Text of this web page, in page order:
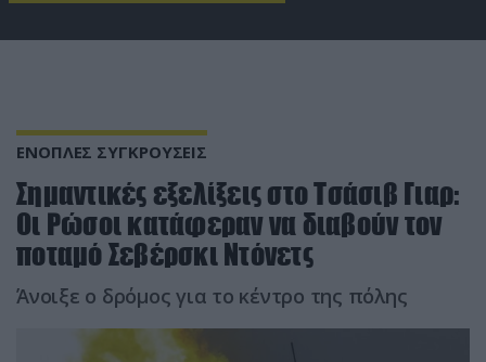
ΕΝΟΠΛΕΣ ΣΥΓΚΡΟΥΣΕΙΣ
Σημαντικές εξελίξεις στο Τσάσιβ Γιαρ:
Οι Ρώσοι κατάφεραν να διαβούν τον
ποταμό Σεβέρσκι Ντόνετς
Άνοιξε ο δρόμος για το κέντρο της πόλης